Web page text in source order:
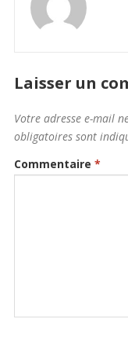
Laisser un
Votre adresse e-mail
obligatoires sont
Commentaire *